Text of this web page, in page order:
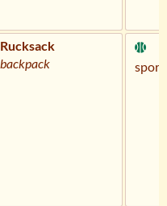
Rucksack
backpack